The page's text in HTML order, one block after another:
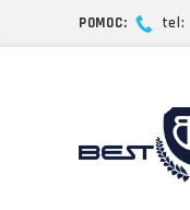
POMOC: tel: